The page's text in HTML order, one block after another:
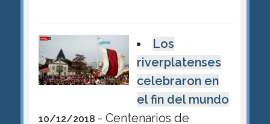
Los
riverplatenses
celebraron en
el fin del mundo
10/12/2018 - Centenarios de